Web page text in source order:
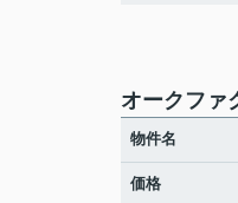
オークファ
物件名
価格